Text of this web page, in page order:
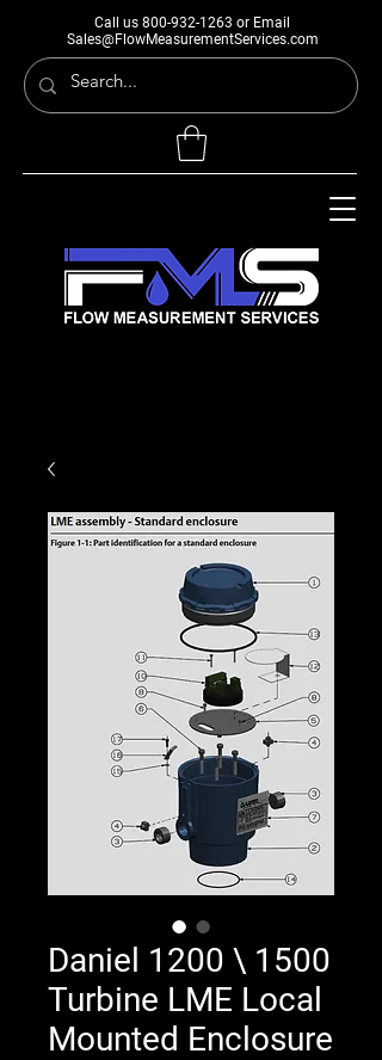
Call us 800-932-1263 or Email
Sales@FlowMeasurementServices.com
Daniel 1200 \ 1500
Turbine LME Local
Mounted Enclosure